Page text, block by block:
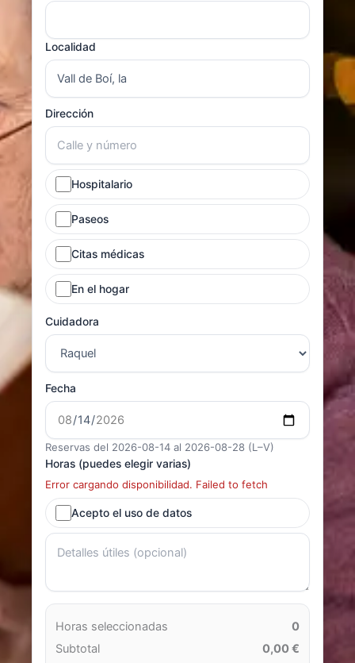
Localidad
Dirección
Hospitalario
Paseos
Citas médicas
En el hogar
Cuidadora
Fecha
Reservas del 2026-08-14 al 2026-08-28 (L–V)
Horas (puedes elegir varias)
Error cargando disponibilidad. Failed to fetch
Acepto el uso de datos
Horas seleccionadas
0
Subtotal
0,00 €